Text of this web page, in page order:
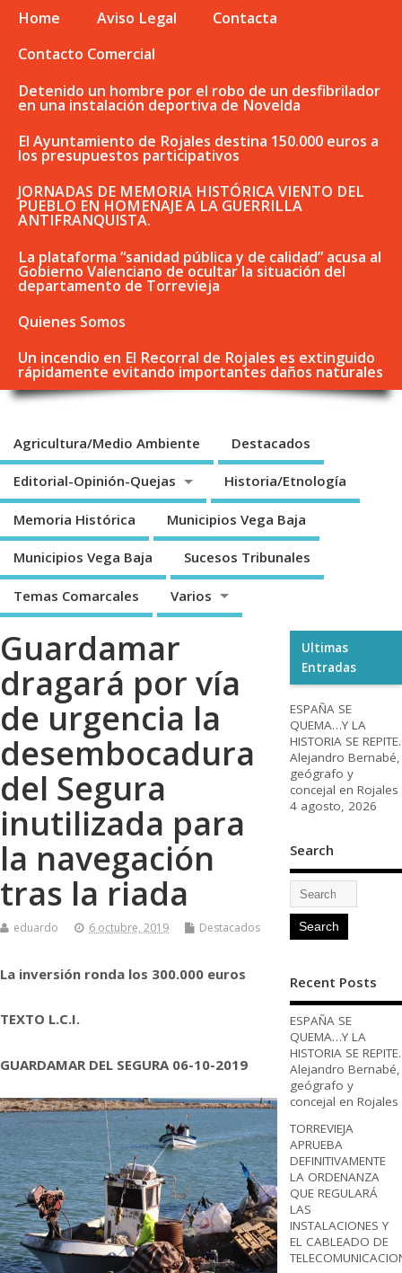
Home Aviso Legal
Contacta
Contacto Comercial
Detenido un hombre por el robo de un desfibrilador
en una instalación deportiva de Novelda
El Ayuntamiento de Rojales destina 150.000 euros a
los presupuestos participativos
JORNADAS DE MEMORIA HISTÓRICA VIENTO DEL
PUEBLO EN HOMENAJE A LA GUERRILLA
ANTIFRANQUISTA.
La plataforma “sanidad pública y de calidad” acusa al
Gobierno Valenciano de ocultar la situación del
departamento de Torrevieja
Quienes Somos
Un incendio en El Recorral de Rojales es extinguido
rápidamente evitando importantes daños naturales
Agricultura/Medio Ambiente Destacados
Editorial-Opinión-Quejas Historia/Etnología
Memoria Histórica Municipios Vega Baja
Municipios Vega Baja Sucesos Tribunales
Temas Comarcales Varios
Guardamar
dragará por vía
de urgencia la
desembocadura
del Segura
inutilizada para
la navegación
tras la riada
eduardo 6 octubre, 2019 Destacados
La inversión ronda los 300.000 euros
TEXTO L.C.I.
GUARDAMAR DEL SEGURA 06-10-2019
Ultimas
Entradas
ESPAÑA SE
QUEMA…Y LA
HISTORIA SE REPITE.
Alejandro Bernabé,
geógrafo y
concejal en Rojales
4 agosto, 2026
Search
Recent Posts
ESPAÑA SE
QUEMA…Y LA
HISTORIA SE REPITE.
Alejandro Bernabé,
geógrafo y
concejal en Rojales
TORREVIEJA
APRUEBA
DEFINITIVAMENTE
LA ORDENANZA
QUE REGULARÁ
LAS
INSTALACIONES Y
EL CABLEADO DE